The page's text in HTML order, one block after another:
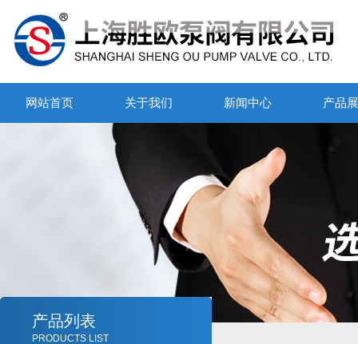
网站首页 关于我们 新闻中心 产品
产品列表
PRODUCTS LIST